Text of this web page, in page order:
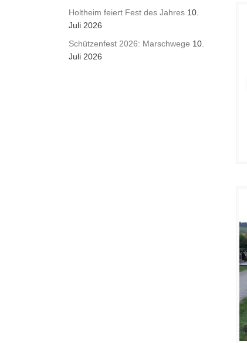
Holtheim feiert Fest des Jahres 10.
Juli 2026
Schützenfest 2026: Marschwege 10.
Juli 2026